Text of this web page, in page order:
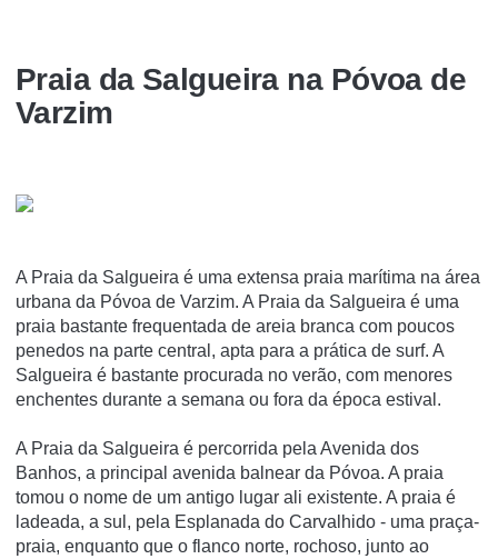
Praia da Salgueira na Póvoa de
Varzim
A Praia da Salgueira é uma extensa praia marí­tima na área
urbana da Póvoa de Varzim. A Praia da Salgueira é uma
praia bastante frequentada de areia branca com poucos
penedos na parte central, apta para a prática de surf. A
Salgueira é bastante procurada no verão, com menores
enchentes durante a semana ou fora da época estival.
A Praia da Salgueira é percorrida pela Avenida dos
Banhos, a principal avenida balnear da Póvoa. A praia
tomou o nome de um antigo lugar ali existente. A praia é
ladeada, a sul, pela Esplanada do Carvalhido - uma praça-
praia, enquanto que o flanco norte, rochoso, junto ao